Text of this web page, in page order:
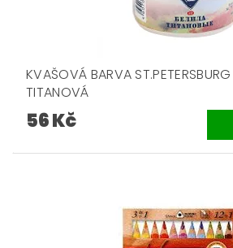
KVAŠOVÁ BARVA
TITANOVÁ
56 Kč